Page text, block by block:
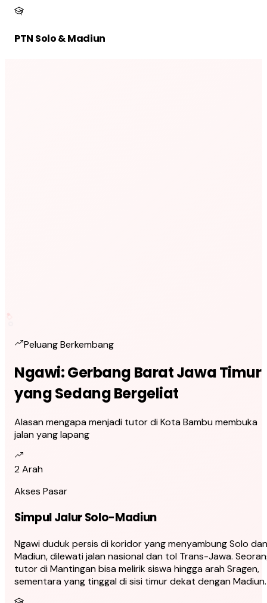
PTN Solo & Madiun
Peluang Berkembang
Ngawi: Gerbang Barat Jawa Timur
yang Sedang Bergeliat
Alasan mengapa menjadi tutor di Kota Bambu membuka
jalan yang lapang
2 Arah
Akses Pasar
Simpul Jalur Solo-Madiun
Ngawi duduk persis di koridor yang menyambung Solo dan
Madiun, dilewati jalan nasional dan tol Trans-Jawa.
tutor di Mantingan bisa melirik siswa hingga arah Sragen,
sementara yang tinggal di sisi timur dekat dengan Madiun.